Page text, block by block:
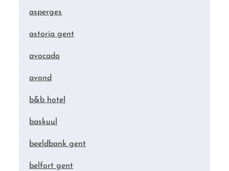
asperges
astoria gent
avocado
avond
b&b hotel
baskuul
beeldbank gent
belfort gent